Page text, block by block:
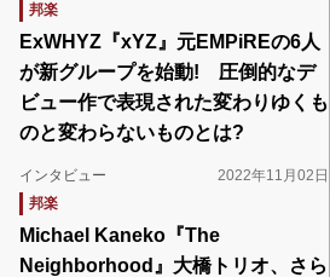
邦楽
ExWHYZ『xYZ』元EMPiREの6人
が新グループを始動! 圧倒的なデ
ビュー作で表現された変わりゆくも
のと変わらないものとは?
インタビュー
2022年11月02日
邦楽
Michael Kaneko『The
Neighborhood』大橋トリオ、さら